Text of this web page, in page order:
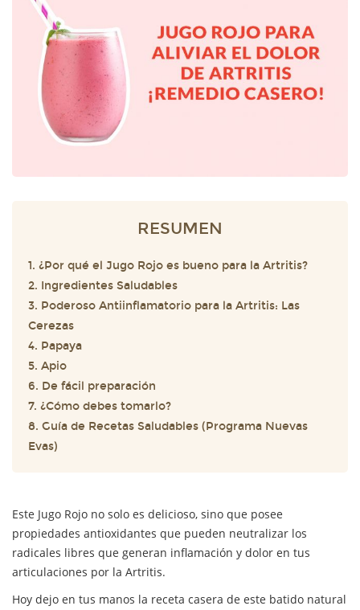
RESUMEN
1. ¿Por qué el Jugo Rojo es bueno para la Artritis?
2. Ingredientes Saludables
3. Poderoso Antiinflamatorio para la Artritis: Las
Cerezas
4. Papaya
5. Apio
6. De fácil preparación
7. ¿Cómo debes tomarlo?
8. Guía de Recetas Saludables (Programa Nuevas
Evas)
Este Jugo Rojo no solo es delicioso, sino que posee
propiedades antioxidantes que pueden neutralizar los
radicales libres que generan inflamación y dolor en tus
articulaciones por la Artritis.
Hoy dejo en tus manos la receta casera de este batido natural